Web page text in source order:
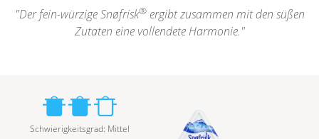
Der fein-würzige Snøfrisk®ergibt zusammen mit den süßen
Zutaten eine vollendete Harmonie.
Schwierigkeitsgrad: Mittel